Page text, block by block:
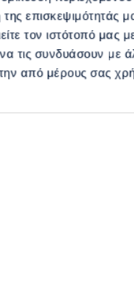
επισκεψιμότητάς
τον ιστότοπό μας
τις συνδυάσουν με
από μέρους σας